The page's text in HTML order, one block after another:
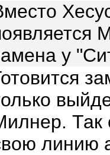
у
Так
линию